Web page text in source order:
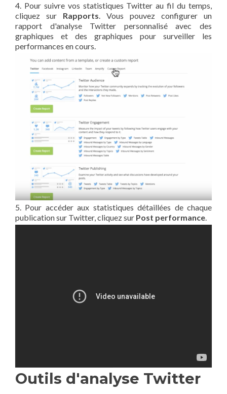
4. Pour suivre vos statistiques Twitter au fil du temps,
cliquez sur Rapports. Vous pouvez configurer un
rapport d'analyse Twitter personnalisé avec des
graphiques et des graphiques pour surveiller les
performances en cours.
5. Pour accéder aux statistiques détaillées de chaque
publication sur Twitter, cliquez sur Post performance
Outils d'analyse Twitter